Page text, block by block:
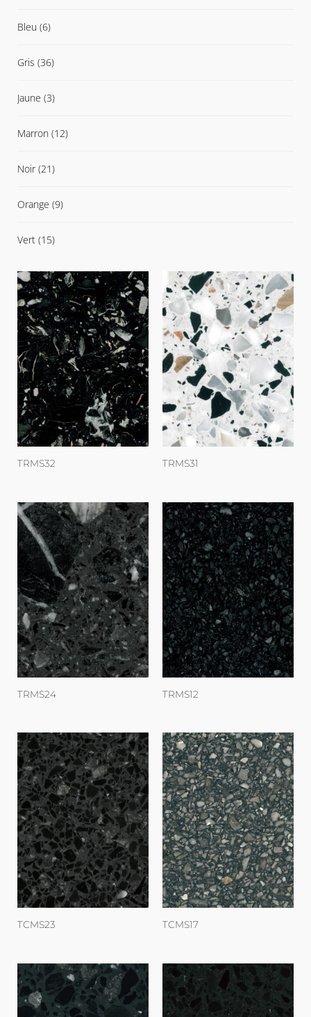
Bleu (6)
Gris (36)
Jaune (3)
Marron (12)
Noir(21)
Orange (9)
Vert (15)
TRMS32 TRMS31
TRMS24 TRMS12
TCMS23 TCMS17